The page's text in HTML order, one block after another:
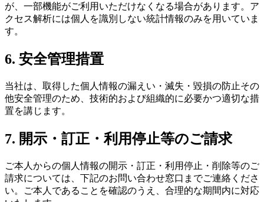
が、一部機能がご利用いただけなくなる場合があります。ア
クセス解析には個人を識別しない統計情報のみを用いていま
す。
6. 安全管理措置
当社は、取得した個人情報の漏えい・滅失・毀損の防止その
他安全管理のため、技術的および組織的に必要かつ適切な措
置を講じます。
7. 開示・訂正・利用停止等のご請求
ご本人からの個人情報の開示・訂正・利用停止・削除等のご
請求については、下記のお問い合わせ窓口までご連絡くださ
い。ご本人であることを確認のうえ、合理的な期間内に対応